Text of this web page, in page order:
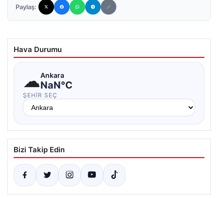
Paylaş:
Hava Durumu
☁Ankara
NaN°C
ŞEHIR SEÇ
Bizi Takip Edin